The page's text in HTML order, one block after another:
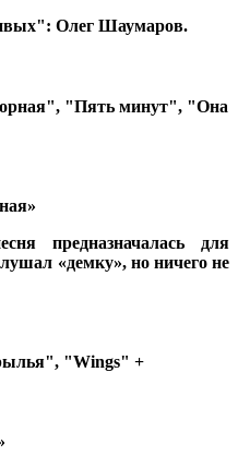
Олег Шаумаров.
"Пять минут", "Она
предназначалась для
«демку», но ничего не
"Wings" +